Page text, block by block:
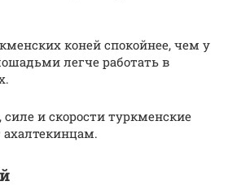
коней спокойнее, чем у
легче работать в
и скорости туркменские